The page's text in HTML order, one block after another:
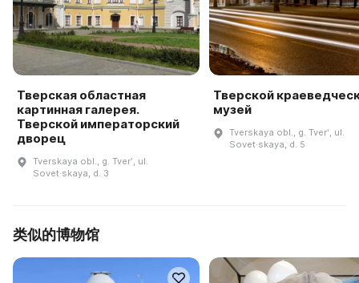
Тверская областная
картинная галерея.
Тверской императорский
дворец
Tverskaya obl., g. Tverʹ, ul.
Sovet·skaya, d. 3
Тверской
музей
Tverskaya obl., g. Tverʹ, ul.
Sovet·skaya, d. 5
类似的博物馆